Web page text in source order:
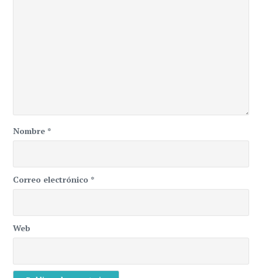
Nombre *
Correo electrónico *
Web